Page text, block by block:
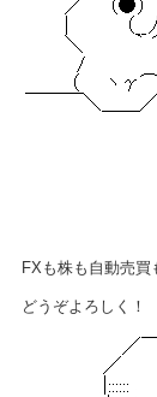
FXも株も自動売
どうぞよろしく！